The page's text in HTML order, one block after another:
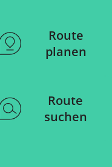
Route
planen
Route
suchen